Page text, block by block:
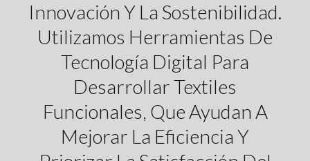
Innovación Y La Sostenibilidad.
Utilizamos Herramientas De
Tecnología Digital Para
Desarrollar Textiles
Funcionales, Que Ayudan A
Mejorar La Eficiencia Y